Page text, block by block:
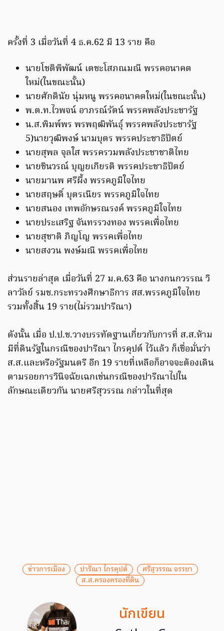
ครั้งที่ 3 เมื่อวันที่ 4 ธ.ค.62 มี 13 ราย คือ
นายโชติพิพัฒน์ เตชะโสภณมณี พรรคอนาคต
ใหม่(ในขณะนั้น)
นายศักดินัย นุ่มหนู พรรคอนาคตใหม่(ในขณะนั้น)
พ.ต.ท.ไวพจน์ อาภรณ์รัตน์ พรรคพลังประชารัฐ
น.ส.พิมพ์พร พรพฤฒิพันธุ์ พรรคพลังประชารัฐ
5)นายวุฒิพงษ์ นามบุตร พรรคประชาธิปัตย์
นายสุพล จุลใส พรรครวมพลังประชาชาติไทย
นายชินวรณ์ บุญยเกียรติ พรรคประชาธิปัตย์
นายมานพ ศรีผึ้ง พรรคภูมิใจไทย
นายสฤษดิ์ บุตรเนียร พรรคภูมิใจไทย
นายสนอง เทพอักษรณรงค์ พรรคภูมิใจไทย
นายประเสริฐ จันทรรวงทอง พรรคเพื่อไทย
นายสุชาติ ภิญโญ พรรคเพื่อไทย
นายสงวน พงษ์มณี พรรคเพื่อไทย
ส่วนรายล่าสุด เมื่อวันที่ 27 ม.ค.63 คือ นางกนกวรรณ วิ
ลาวัลย์ รมช.กระทรวงศึกษาธิการ สส.พรรคภูมิใจไทย
รวมทั้งสิ้น 19 ราย(ไม่รวมปารีณา)
ดังนั้น เมื่อ ป.ป.ช.วางบรรทัดฐานเกี่ยวกับการที่ ส.ส.ห้าม
มีที่ดินรัฐในกรณีของปารีณา ไกรคุปต์ ไว้แล้ว ก็เชื่อมั่นว่า
ส.ส.และหรือรัฐมนตรี อีก 19 รายที่เหลือก็อาจจะต้องเดิน
ตามรอยการวินิจฉัยเฉกเช่นกรณีของปารีณาไปใน
ลักษณะเดียวกัน นายศรีสุวรรณ กล่าวในที่สุด
ข่าวการเมือง ปารีณา ไกรคุปต์
ศรีสุวรรณ จรรยา
ส.ส.ครองครองที่ดิน
นักเขียน